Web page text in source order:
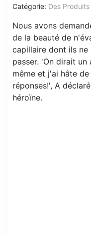
Catégorie: Des Produits
Nous avons
de la beauté de
capillaire dont ils
passer. 'On dirait
même et j'ai hâte
réponses!', A
héroïne.